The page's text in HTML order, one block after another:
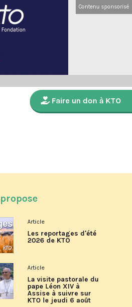
Contenu sponsorisé
Faire un don à KTO
Article
Les reportages d'été
2026 de KTO
Article
La visite pastorale du
pape Léon XIV à
Assise à suivre sur
KTO le jeudi 6 août